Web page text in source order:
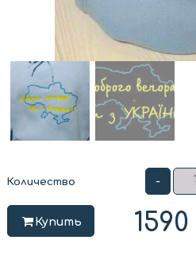
Количество -
Купить 1590